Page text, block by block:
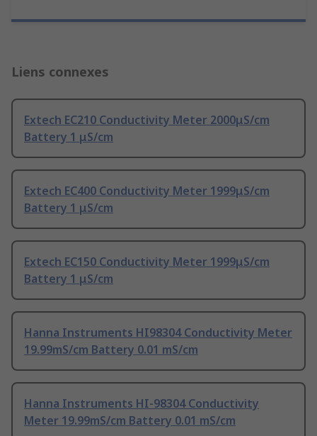
Liens connexes
Extech EC210 Conductivity Meter 2000μS/cm
Battery 1 μS/cm
Extech EC400 Conductivity Meter 1999μS/cm
Battery 1 μS/cm
Extech EC150 Conductivity Meter 1999μS/cm
Battery 1 μS/cm
Hanna Instruments HI98304 Conductivity Meter
19.99mS/cm Battery 0.01 mS/cm
Hanna Instruments HI-98304 Conductivity
Meter 19.99mS/cm Battery 0.01 mS/cm